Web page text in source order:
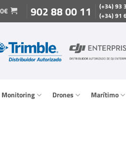
€ 902 88 00 11
(+34) 93
(+34) 91
Monitoring Drones Marítimo